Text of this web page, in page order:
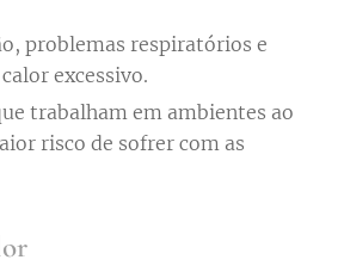
problemas respiratórios e
excessivo.
trabalham em ambientes ao
risco de sofrer com as